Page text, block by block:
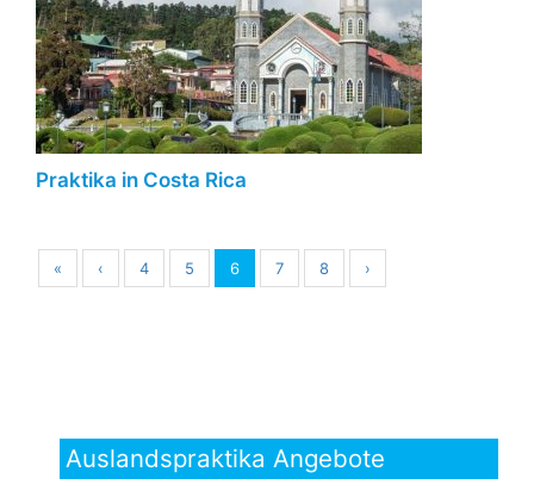
Praktika in Costa Rica
« ‹ 4 5 6 7 8 ›
Auslandspraktika Angebote